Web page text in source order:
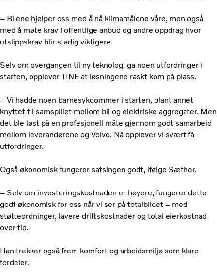
– Bilene hjelper oss med å nå klimamålene våre, men også
med å møte krav i offentlige anbud og andre oppdrag hvor
utslippskrav blir stadig viktigere.
Selv om overgangen til ny teknologi ga noen utfordringer i
starten, opplever TINE at løsningene raskt kom på plass.
– Vi hadde noen barnesykdommer i starten, blant annet
knyttet til samspillet mellom bil og elektriske aggregater. Men
det ble løst på en profesjonell måte gjennom godt samarbeid
mellom leverandørene og Volvo. Nå opplever vi svært få
utfordringer.
Også økonomisk fungerer satsingen godt, ifølge Sæther.
– Selv om investeringskostnaden er høyere, fungerer dette
godt økonomisk for oss når vi ser på totalbildet – med
støtteordninger, lavere driftskostnader og total eierkostnad
over tid.
Han trekker også frem komfort og arbeidsmiljø som klare
fordeler.